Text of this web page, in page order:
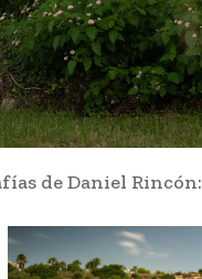
de Daniel Rincón: